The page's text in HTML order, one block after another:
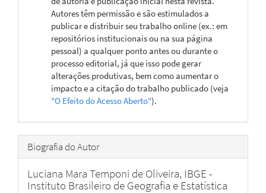
Autores têm permissão e são estimulados a
publicar e distribuir seu trabalho online (ex.: em
repositórios institucionais ou na sua página
pessoal) a qualquer ponto antes ou durante o
processo editorial, já que isso pode gerar
alterações produtivas, bem como aumentar o
impacto e a citação do trabalho publicado (veja
"O Efeito do Acesso Aberto").
Biografia do Autor
Luciana Mara Temponi de Oliveira, IBGE -
Instituto Brasileiro de Geografia e Estatística